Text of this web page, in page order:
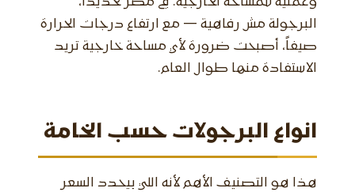
البرجولة مش رفاهية — مع ارتفاع درجات الحرارة
صيفاً، أصبحت ضرورة لأي مساحة خارجية تريد
الاستفادة منها طوال العام.
انواع البرجولات حسب الخامة
هذا هو التصنيف الأهم لأنه اللي بيحدد السعر